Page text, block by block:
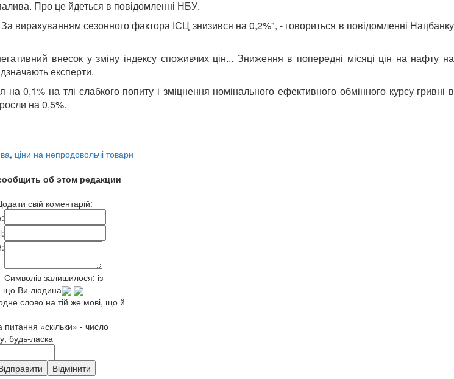
Про це йдеться в повідомленні НБУ.
вирахуванням сезонного фактора ІСЦ знизився на 0,2%", - говориться в повідомленні Нацбанку
внесок у зміну індексу споживчих цін... Зниження в попередні місяці цін на нафту на
експерти.
0,1% на тлі слабкого попиту і зміцнення номінального ефективного обмінного курсу гривні в
на 0,5%.
, ціни на непродовольчі товари
об этом редакции
свій коментарій:
Символів залишилося: із
що Ви людина
слово на тій же мові, що й
питання «скільки» - число
будь-ласка